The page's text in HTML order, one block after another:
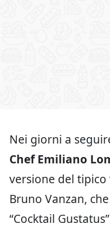
Nei giorni a
Chef Emiliano
versione del tipico
Bruno Vanzan,
“Cocktail